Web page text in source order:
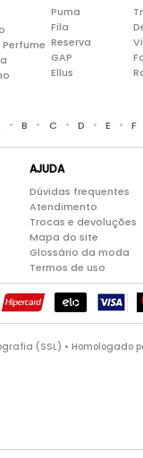
Puma
Fila
Reserva
GAP
Ellus
• B • C • D • E • F
AJUDA
Dúvidas frequentes
Atendimento
Trocas e devoluções
Mapa do site
Glossário da moda
Termos de uso
(SSL) • Homologado